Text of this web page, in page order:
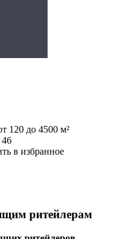
120 до 4500 м²
в избранное
ритейлерам